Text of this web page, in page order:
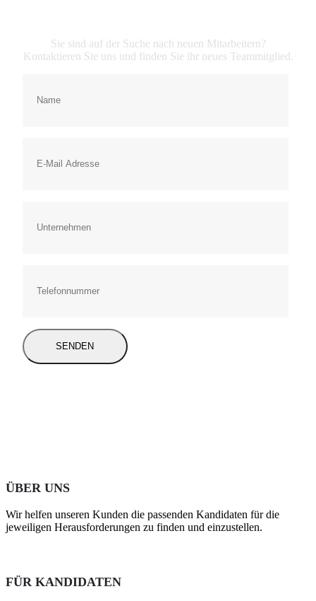
Sie sind auf der Suche nach neuen Mitarbeitern?
Kontaktieren Sie uns und finden Sie ihr neues Teammitglied.
ÜBER UNS
Wir helfen unseren Kunden die passenden Kandidaten für die
jeweiligen Herausforderungen zu finden und einzustellen.
FÜR KANDIDATEN